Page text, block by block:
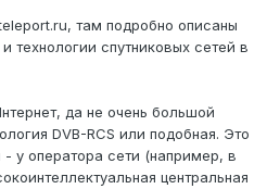
там подробно описаны
технологии спутниковых сетей в
да не очень большой
DVB-RCS или подобная. Это
у оператора сети (например, в
центральная